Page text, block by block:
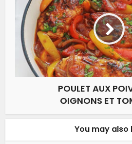
POULET AUX
OIGNONS ET
You may also